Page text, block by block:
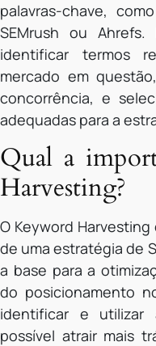
palavras-chave,
SEMrush ou Ahrefs.
identificar termos
mercado em
concorrência, e
adequadas para a
Qual a
Harvesting?
O Keyword
de uma estratégia de
a base para a
do posicionamento
identificar e utilizar
possível atrair mais